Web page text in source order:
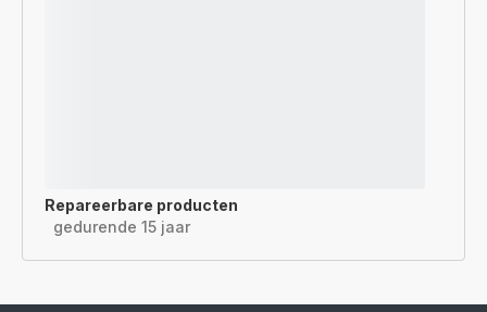
Repareerbare producten
gedurende 15 jaar